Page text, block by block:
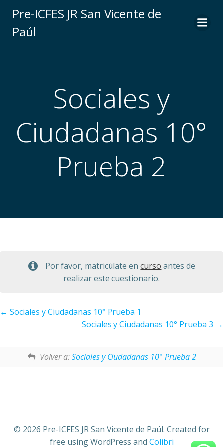
al
Pre-ICFES JR San Vicente de
Paúl
Sociales y
Ciudadanas 10°
Prueba 2
Por favor, matricúlate encurso antes de
realizar este cuestionario.
Sociales y Ciudadanas 10° Prueba 1
Sociales y Ciudadanas 10° Prueba 3
Volver a:Sociales y Ciudadanas 10° Prueba 2
© 2026 Pre-ICFES JR San Vicente de Paúl. Created for
free using WordPress and Colibri